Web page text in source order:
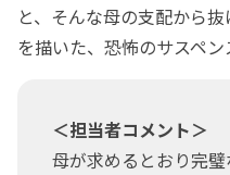
と、そんな母の支配から
を描いた、恐怖のサスペン
＜担当者コメント＞
母が求めるとおり完